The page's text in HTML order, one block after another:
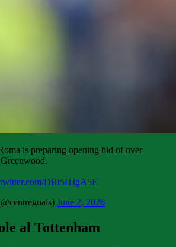
is preparing opening bid of over
DRt5HJgA5E
June 2, 2026
al Tottenham